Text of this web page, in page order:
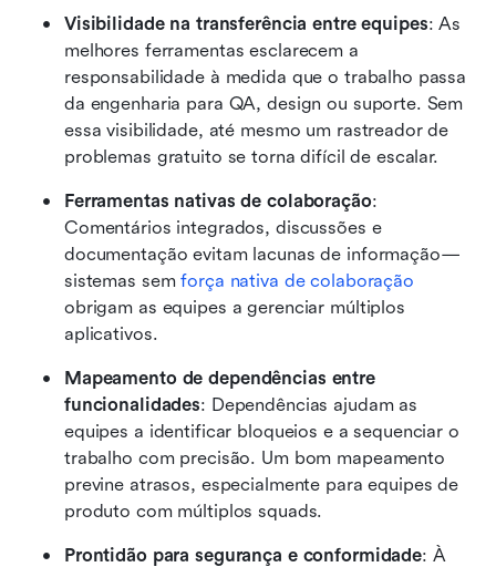
Visibilidade na transferência entre equipes: As
melhores ferramentas esclarecem a
responsabilidade à medida que o trabalho passa
da engenharia para QA, design ou suporte. Sem
essa visibilidade, até mesmo um rastreador de
problemas gratuito se torna difícil de escalar.
Ferramentas nativas de colaboração:
Comentários integrados, discussões e
documentação evitam lacunas de informação—
sistemas sem força nativa de colaboração
obrigam as equipes a gerenciar múltiplos
aplicativos.
Mapeamento de dependências entre
funcionalidades: Dependências ajudam as
equipes a identificar bloqueios e a sequenciar o
trabalho com precisão. Um bom mapeamento
previne atrasos, especialmente para equipes de
produto com múltiplos squads.
Prontidão para segurança e conformidade: À